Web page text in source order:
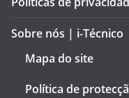
Sobre nós | i-Técnico
Mapa do site
Política de